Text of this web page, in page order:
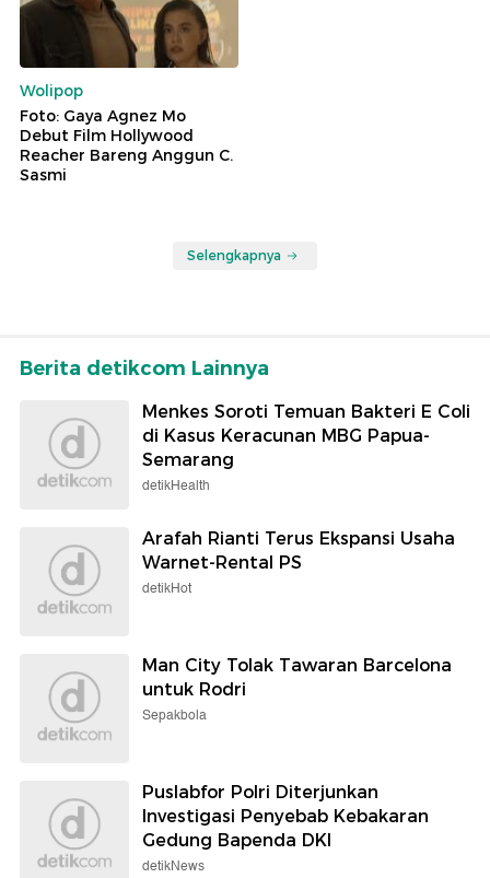
Wolipop
Foto: Gaya Agnez Mo
Debut Film Hollywood
Reacher Bareng Anggun C.
Sasmi
Selengkapnya
Berita detikcom Lainnya
Menkes Soroti Temuan Bakteri E Coli
di Kasus Keracunan MBG Papua-
Semarang
detikHealth
Arafah Rianti Terus Ekspansi Usaha
Warnet-Rental PS
detikHot
Man City Tolak Tawaran Barcelona
untuk Rodri
Sepakbola
Puslabfor Polri Diterjunkan
Investigasi Penyebab Kebakaran
Gedung Bapenda DKI
detikNews